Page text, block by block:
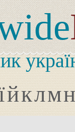
йклмн